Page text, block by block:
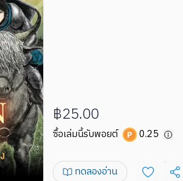
฿25.00
ซื้อเล่มนี้รับพอยต์ 0.25
ทดลองอ่าน